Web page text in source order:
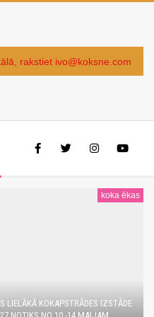
rakstiet ivo@koksne.com
koka ēkas
LIELĀKĀ KOKAPSTRĀDES IZSTĀDE